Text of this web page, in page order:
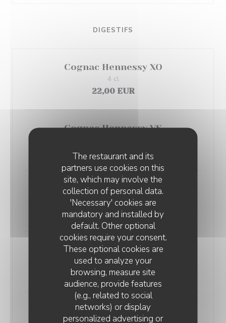
The restaurant and its
partners use cookies on this
site, which may involve the
collection of personal data.
'Necessary' cookies are
mandatory and installed by
default. Other optional
cookies require your consent.
These optional cookies are
used to analyze your
browsing, measure site
audience, provide features
(e.g., related to social
networks) or display
personalized advertising or
DIGESTIFS
Cognac Hennessy XO
22,00 EUR
4 cl
Cognac Hennessy VS
10,00 EUR
Calvados Drouin
10,00 EUR
4 cl
Armagnac Clé des Ducs ***
10,00 EUR
4 cl
Cointreau